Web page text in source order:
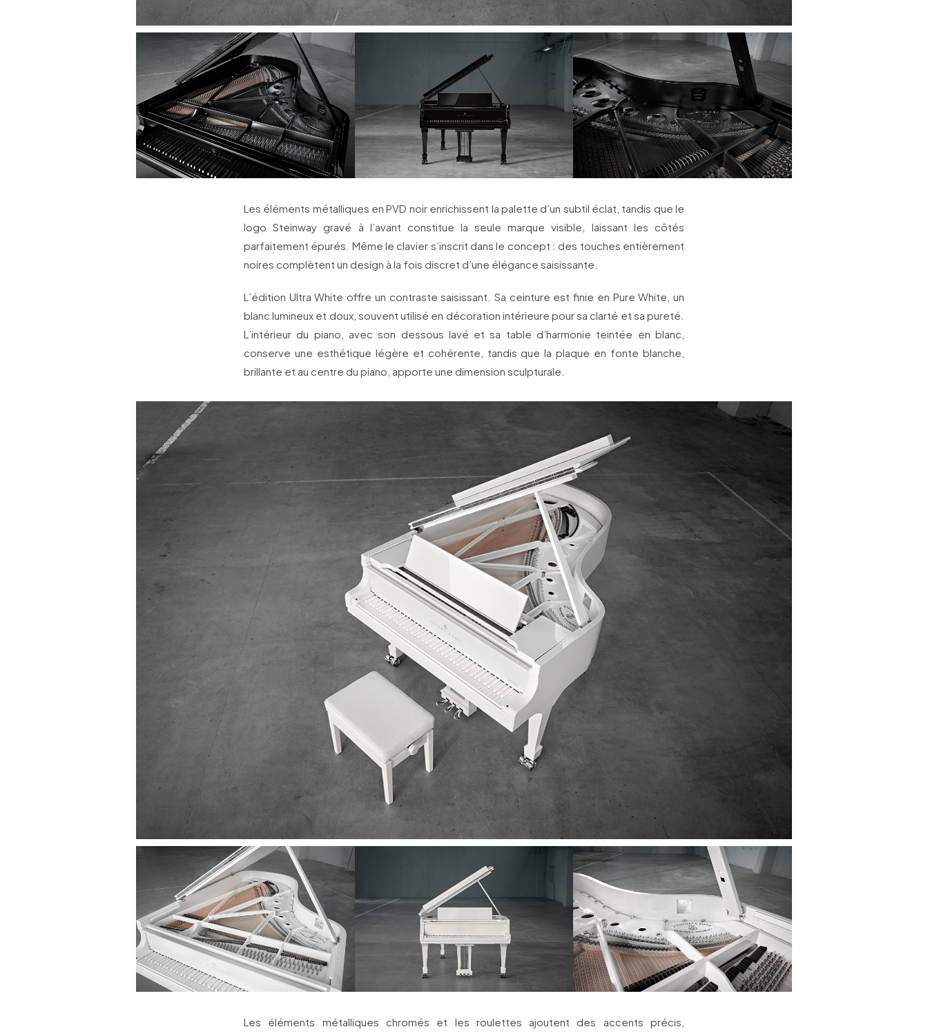
Les éléments métalliques en PVD noir enrichissent la palette d’un subtil éclat, tandis que le
logo Steinway gravé à l’avant constitue la seule marque visible, laissant les côtés
parfaitement épurés. Même le clavier s’inscrit dans le concept : des touches entièrement
noires complètent un design à la fois discret d’une élégance saisissante.
L’édition Ultra White offre un contraste saisissant. Sa ceinture est finie en Pure White, un
blanc lumineux et doux, souvent utilisé en décoration intérieure pour sa clarté et sa pureté.
L’intérieur du piano, avec son dessous lavé et sa table d’harmonie teintée en blanc,
conserve une esthétique légère et cohérente, tandis que la plaque en fonte blanche,
brillante et au centre du piano, apporte une dimension sculpturale.
Les éléments métalliques chromés et les roulettes ajoutent des accents précis,